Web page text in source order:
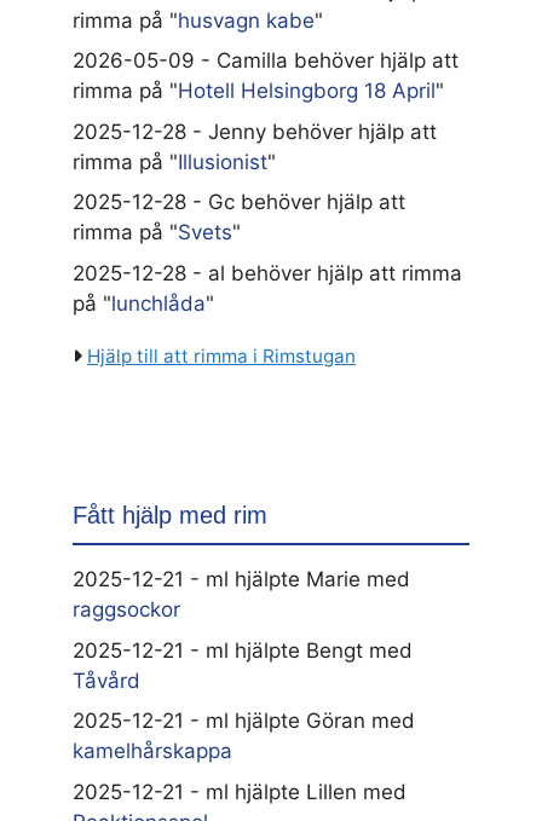
rimma på "husvagn kabe"
2026-05-09 - Camilla behöver hjälp att
rimma på "Hotell Helsingborg 18 April"
2025-12-28 - Jenny behöver hjälp att
rimma på "Illusionist"
2025-12-28 - Gc behöver hjälp att
rimma på "Svets"
2025-12-28 - al behöver hjälp att rimma
på "lunchlåda"
Hjälp till att rimma i Rimstugan
Fått hjälp med rim
2025-12-21 - ml hjälpte Marie med
raggsockor
2025-12-21 - ml hjälpte Bengt med
Tåvård
2025-12-21 - ml hjälpte Göran med
kamelhårskappa
2025-12-21 - ml hjälpte Lillen med